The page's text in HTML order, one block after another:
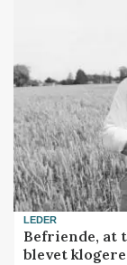
LEDER
Befriende, at
blevet